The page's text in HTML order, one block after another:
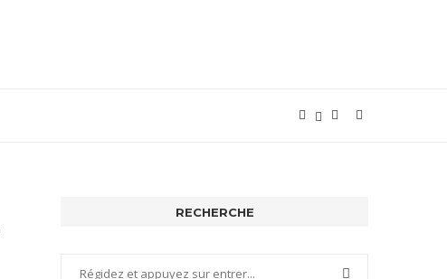
RECHERCHE